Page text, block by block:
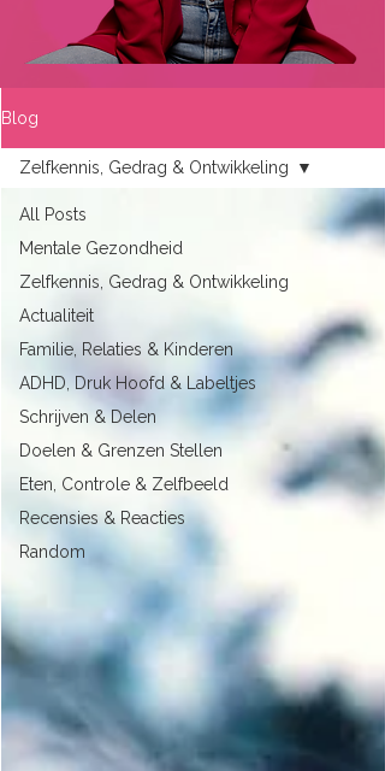
Blog
All Posts
Mentale Gezondheid
Zelfkennis, Gedrag & Ontwikkeling
Actualiteit
Familie, Relaties & Kinderen
ADHD, Druk Hoofd & Labeltjes
Schrijven & Delen
Doelen & Grenzen Stellen
Eten, Controle & Zelfbeeld
Recensies & Reacties
Random
Zelfkennis, Gedrag & Ontwikkeling